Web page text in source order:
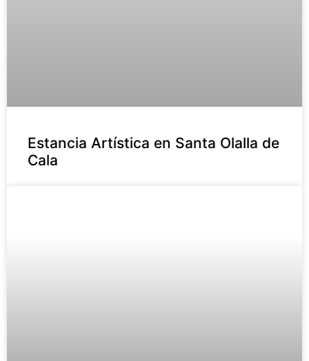
Estancia Artística en Santa Olalla de
Cala